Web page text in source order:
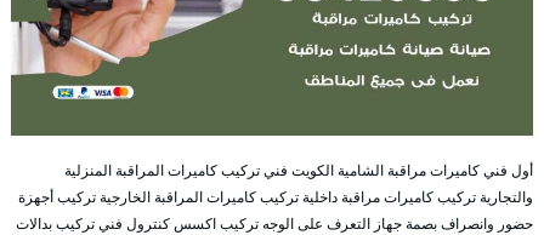
أول فني كاميرات مراقبة الشامية الكويت فني تركيب كاميرات المراقبة المنزلية
والتجارية تركيب كاميرات مراقبة داخلية تركيب كاميرات المراقبة الخارجية تركيب أجهزة
حضور وانصراف بصمة جهاز التعرف على الوجه تركيب اكسس كنترول فني تركيب بدالات